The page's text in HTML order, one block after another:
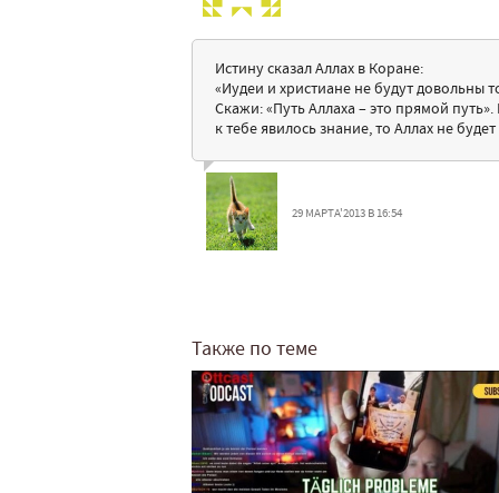
Истину сказал Аллах в Коране:
«Иудеи и христиане не будут довольны
Скажи: «Путь Аллаха – это прямой
к тебе явилось знание, то Аллах не
29 МАРТА'2013 В 16:54
Также по теме